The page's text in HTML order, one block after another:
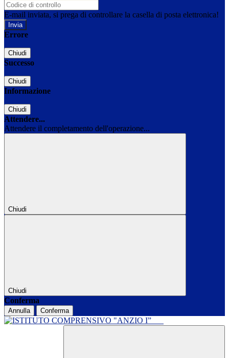
E-mail inviata, si prega di controllare la casella di posta elettronica!
Errore
Chiudi
Successo
Chiudi
Informazione
Chiudi
Attendere...
Attendere il completamento dell'operazione...
Chiudi
Chiudi
Conferma
Annulla Conferma